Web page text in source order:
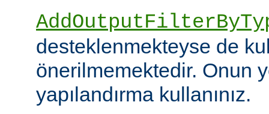
desteklenmekteyse de
önerilmemektedir. Onun
yapılandırma kullanınız.